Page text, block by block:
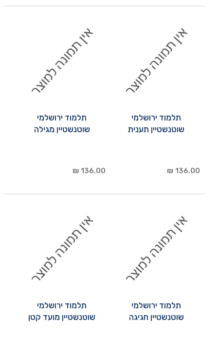
תלמוד ירושלמי
שוטנשטיין תענית
136.00 ₪
תלמוד ירושלמי
שוטנשטיין מגילה
136.00 ₪
תלמוד ירושלמי
שוטנשטיין חגיגה
תלמוד ירושלמי
שוטנשטיין מועד קטן